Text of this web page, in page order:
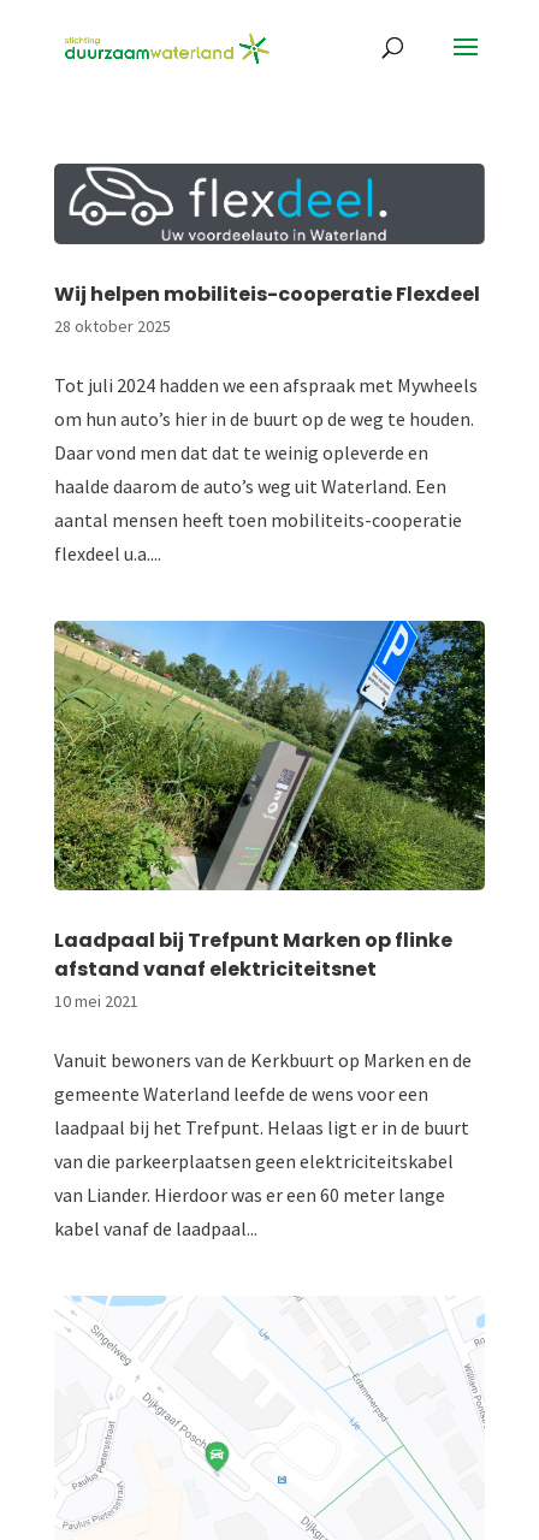
Wij helpen mobiliteis-cooperatie Flexdeel
28 oktober 2025
Tot juli 2024 hadden we een afspraak met Mywheels
om hun auto’s hier in de buurt op de weg te houden.
Daar vond men dat dat te weinig opleverde en
haalde daarom de auto’s weg uit Waterland. Een
aantal mensen heeft toen mobiliteits-cooperatie
flexdeel u.a....
Laadpaal bij Trefpunt Marken op flinke
afstand vanaf elektriciteitsnet
10 mei 2021
Vanuit bewoners van de Kerkbuurt op Marken en de
gemeente Waterland leefde de wens voor een
laadpaal bij het Trefpunt. Helaas ligt er in de buurt
van die parkeerplaatsen geen elektriciteitskabel
van Liander. Hierdoor was er een 60 meter lange
kabel vanaf de laadpaal...